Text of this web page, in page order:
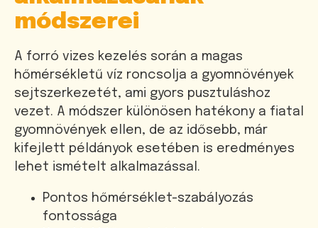
módszerei
A forró vizes kezelés során a magas
hőmérsékletű víz roncsolja a gyomnövények
sejtszerkezetét, ami gyors pusztuláshoz
vezet. A módszer különösen hatékony a fiatal
gyomnövények ellen, de az idősebb, már
kifejlett példányok esetében is eredményes
lehet ismételt alkalmazással.
Pontos hőmérséklet-szabályozás
fontossága